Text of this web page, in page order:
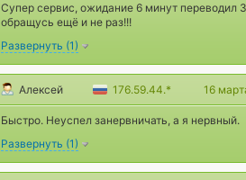
Супер сервис, ожидание 6 минут переводил
обращусь ещё и не раз!!!
Развернуть (1)
Алексей 176.59.44.* 16
Быстро. Неуспел занервничать, а я нервный.
Развернуть (1)